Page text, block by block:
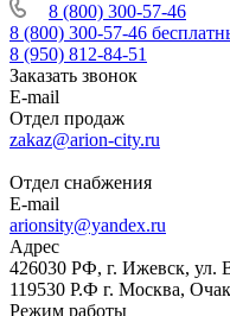
8 (800) 300-57-46
8 (800) 300-57-46
8 (950) 812-84-51
Заказать звонок
E-mail
Отдел продаж
zakaz@arion-city.ru
Отдел снабжения
E-mail
arionsity@yandex.ru
Адрес
426030 РФ, г. Ижевск, ул.
119530 Р.Ф г. Москва,
Режим работы